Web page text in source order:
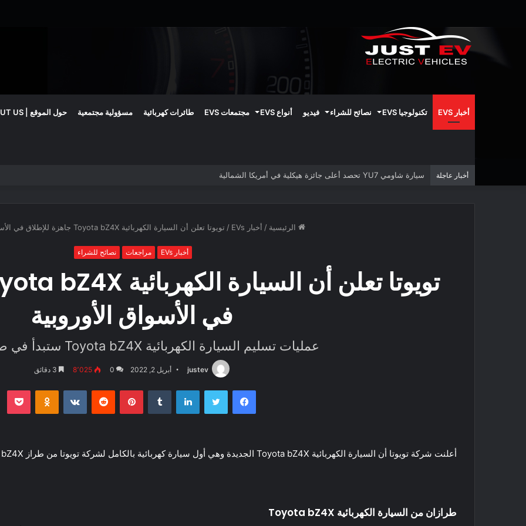
أخبار EVS تكنولوجيا EVS نصائح للشراء فيديو أنواع EVS مجتمعات EVS طائرات كهربائية مسؤولية مجتمعية حول الموقع | ABOUT US
أخبار عاجلة سيارة شاومي YU7 تحصد أعلى جائزة هيكلية في أمريكا الشمالية
الرئيسية / أخبار EVs / تويوتا تعلن أن السيارة الكهربائية Toyota bZ4X جاهزة للإطلاق في الأسواق الأوروبية
أخبار EVs مراجعات نصائح للشراء
في الأسواق الأوروبية
عمليات تسليم السيارة الكهربائية Toyota bZ4X ستبدأ في صيف 2022
justev أبريل 2, 2022 0 8٬025
فيسبوك تويتر لينكدإن بينتيريست
أعلنت شركة تويوتا أن السيارة الكهربائية Toyota bZ4X الجديدة وهي أول سيارة كهربائية بالكامل لشركة تويوتا من طراز Toyota bZ4X جاهزة لإطلاق مبيعاته الأوروبية هذا الصيف.
طرازان من السيارة الكهربائية Toyota bZ4X